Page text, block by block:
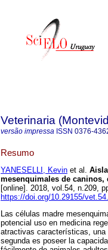
Veterinaria
versão impressa ISSN 0376-
Resumo
YANESELLI, Kevin et al.
mesenquimales de caninos,
[online]. 2018, vol.54, n.209,
https://doi.org/10.29155/
Las células madre
potencial uso en medicina
atractivas características, una
segunda es poseer la